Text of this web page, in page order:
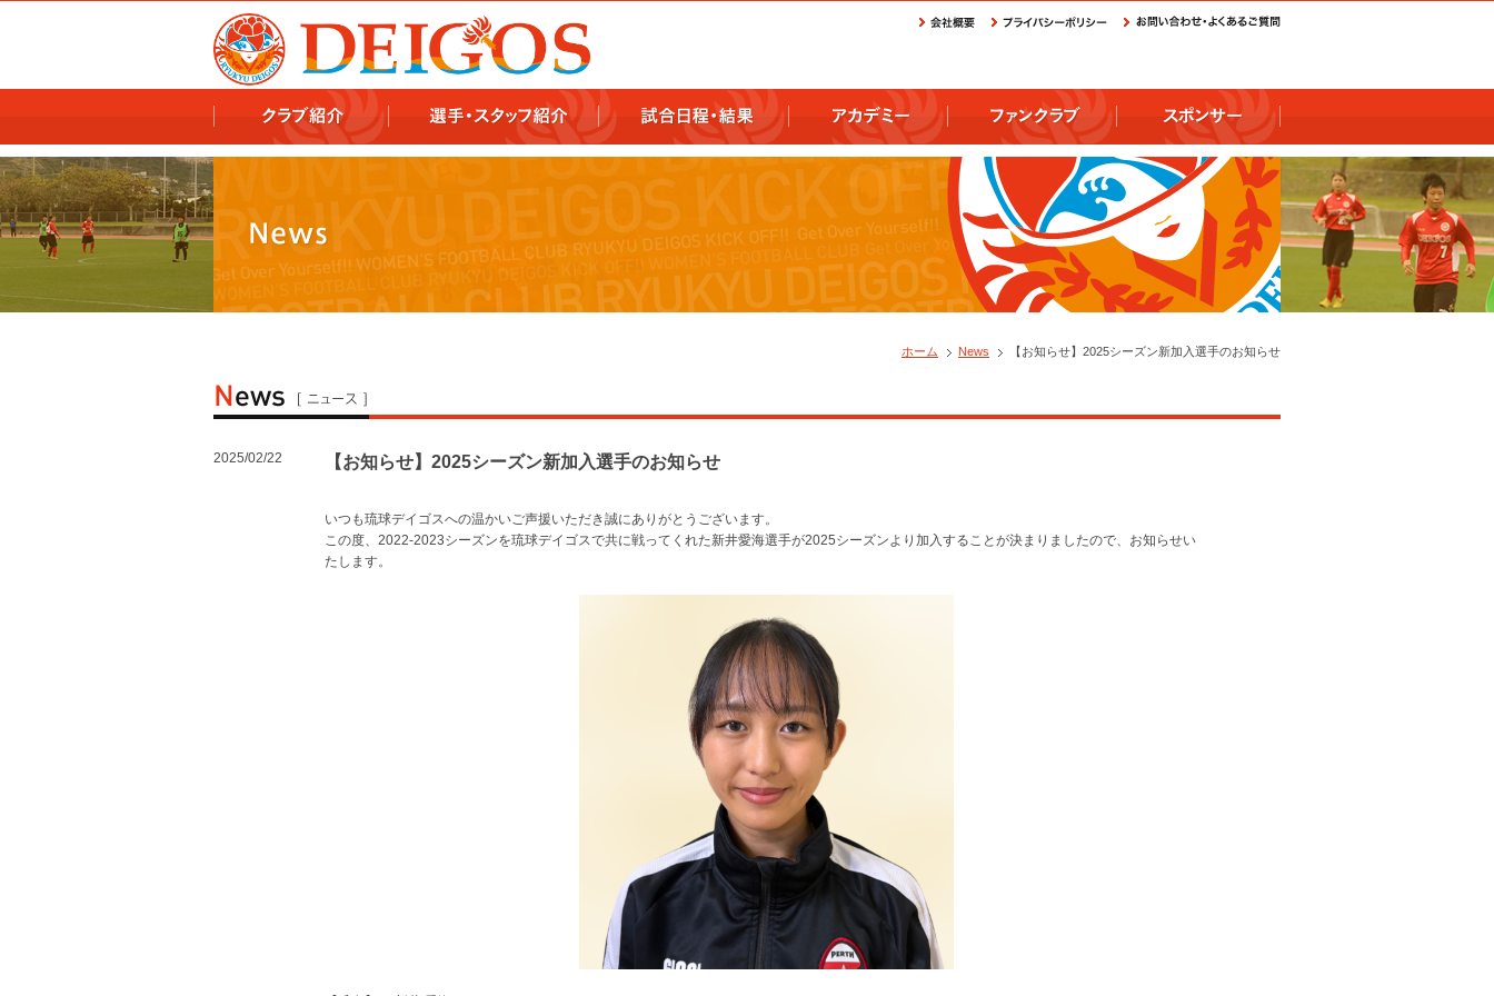
ホーム News 【お知らせ】2025シーズン新加入選手のお知らせ
2025/02/22 【お知らせ】2025シーズン新加入選手のお知らせ
いつも琉球デイゴスへの温かいご声援いただき誠にありがとうございます。
この度、2022-2023シーズンを琉球デイゴスで共に戦ってくれた新井愛海選手が2025シーズンより加入することが決まりましたので、お知らせい
たします。